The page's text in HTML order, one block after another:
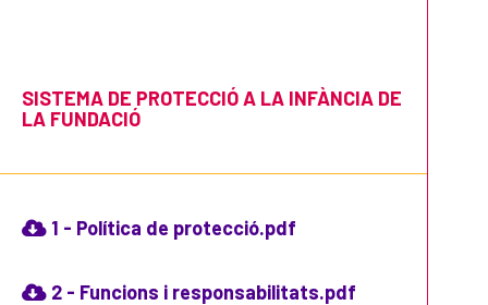
SISTEMA DE PROTECCIÓ A LA INFÀNCIA DE
LA FUNDACIÓ
1 - Política de protecció.pdf
2 - Funcions i responsabilitats.pdf